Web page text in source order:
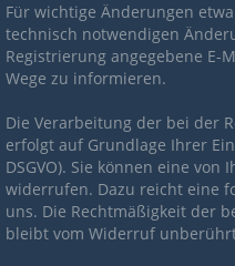
Für wichtige Änderungen
technisch notwendigen
Registrierung angegebene E-
Wege zu informieren.
Die Verarbeitung der bei der
erfolgt auf Grundlage Ihrer
DSGVO). Sie können eine
widerrufen. Dazu reicht eine
uns. Die Rechtmäßigkeit der
bleibt vom Widerruf